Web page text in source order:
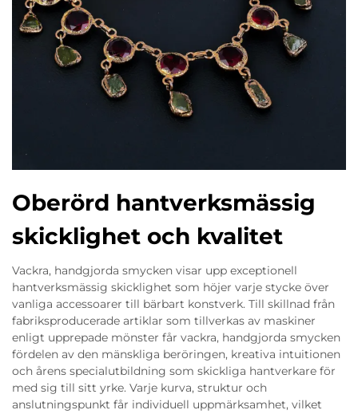
Oberörd hantverksmässig
skicklighet och kvalitet
Vackra, handgjorda smycken visar upp exceptionell
hantverksmässig skicklighet som höjer varje stycke över
vanliga accessoarer till bärbart konstverk. Till skillnad från
fabriksproducerade artiklar som tillverkas av maskiner
enligt upprepade mönster får vackra, handgjorda smycken
fördelen av den mänskliga beröringen, kreativa intuitionen
och årens specialutbildning som skickliga hantverkare för
med sig till sitt yrke. Varje kurva, struktur och
anslutningspunkt får individuell uppmärksamhet, vilket